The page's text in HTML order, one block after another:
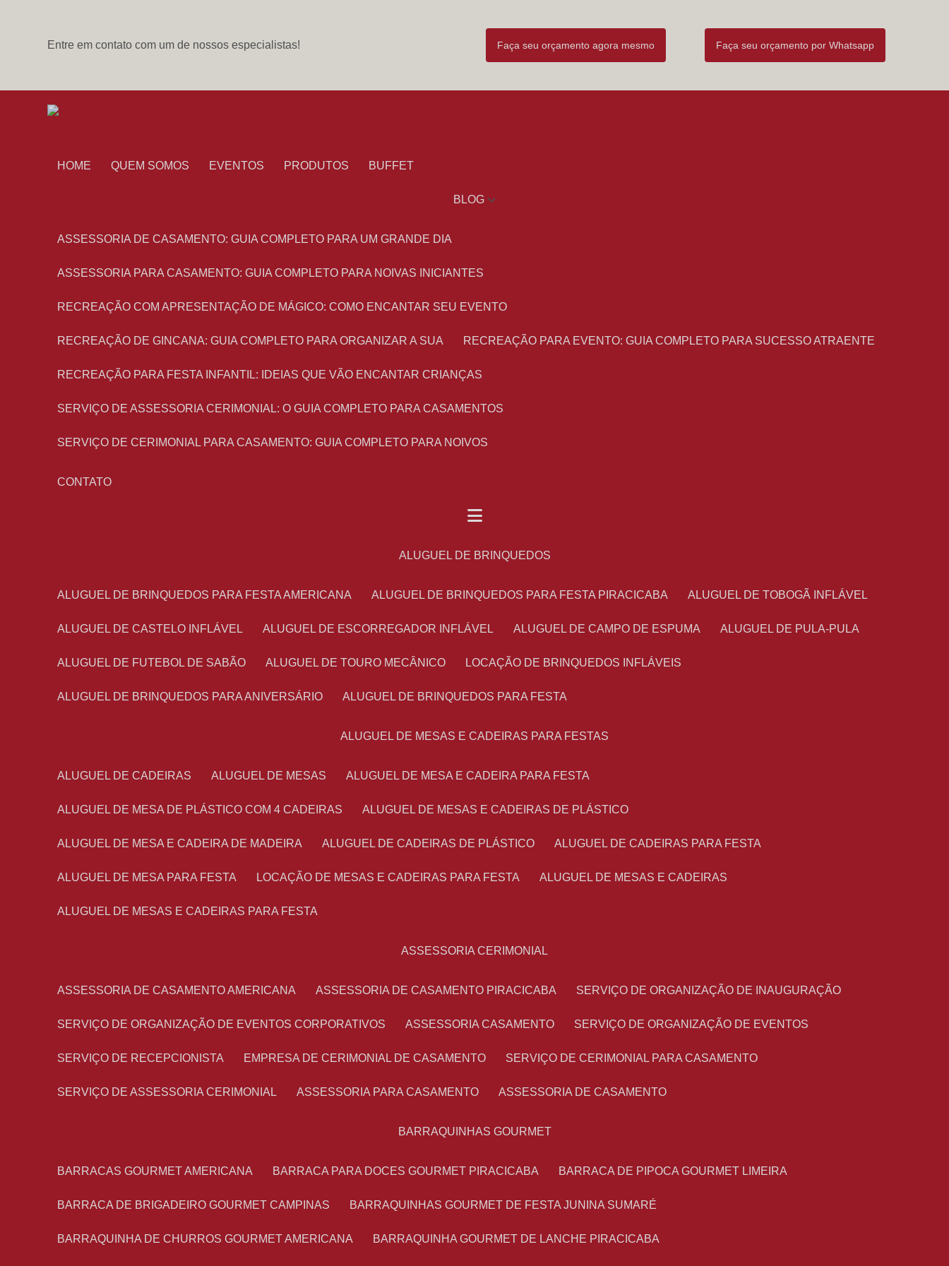
Entre em contato com um de nossos especialistas! Faça seu orçamento agora mesmo Faça seu orçamento por Whatsapp
HOME QUEM SOMOS EVENTOS PRODUTOS BUFFET
BLOG
ASSESSORIA DE CASAMENTO: GUIA COMPLETO PARA UM GRANDE DIA
ASSESSORIA PARA CASAMENTO: GUIA COMPLETO PARA NOIVAS INICIANTES
RECREAÇÃO COM APRESENTAÇÃO DE MÁGICO: COMO ENCANTAR SEU EVENTO
RECREAÇÃO DE GINCANA: GUIA COMPLETO PARA ORGANIZAR A SUA RECREAÇÃO PARA EVENTO: GUIA COMPLETO PARA SUCESSO ATRAENTE
RECREAÇÃO PARA FESTA INFANTIL: IDEIAS QUE VÃO ENCANTAR CRIANÇAS
SERVIÇO DE ASSESSORIA CERIMONIAL: O GUIA COMPLETO PARA CASAMENTOS
SERVIÇO DE CERIMONIAL PARA CASAMENTO: GUIA COMPLETO PARA NOIVOS
CONTATO
ALUGUEL DE BRINQUEDOS
ALUGUEL DE BRINQUEDOS PARA FESTA AMERICANA ALUGUEL DE BRINQUEDOS PARA FESTA PIRACICABA ALUGUEL DE TOBOGÃ INFLÁVEL
ALUGUEL DE CASTELO INFLÁVEL ALUGUEL DE ESCORREGADOR INFLÁVEL ALUGUEL DE CAMPO DE ESPUMA ALUGUEL DE PULA-PULA
ALUGUEL DE FUTEBOL DE SABÃO ALUGUEL DE TOURO MECÂNICO LOCAÇÃO DE BRINQUEDOS INFLÁVEIS
ALUGUEL DE BRINQUEDOS PARA ANIVERSÁRIO ALUGUEL DE BRINQUEDOS PARA FESTA
ALUGUEL DE MESAS E CADEIRAS PARA FESTAS
ALUGUEL DE CADEIRAS ALUGUEL DE MESAS ALUGUEL DE MESA E CADEIRA PARA FESTA
ALUGUEL DE MESA DE PLÁSTICO COM 4 CADEIRAS ALUGUEL DE MESAS E CADEIRAS DE PLÁSTICO
ALUGUEL DE MESA E CADEIRA DE MADEIRA ALUGUEL DE CADEIRAS DE PLÁSTICO ALUGUEL DE CADEIRAS PARA FESTA
ALUGUEL DE MESA PARA FESTA LOCAÇÃO DE MESAS E CADEIRAS PARA FESTA ALUGUEL DE MESAS E CADEIRAS
ALUGUEL DE MESAS E CADEIRAS PARA FESTA
ASSESSORIA CERIMONIAL
ASSESSORIA DE CASAMENTO AMERICANA ASSESSORIA DE CASAMENTO PIRACICABA SERVIÇO DE ORGANIZAÇÃO DE INAUGURAÇÃO
SERVIÇO DE ORGANIZAÇÃO DE EVENTOS CORPORATIVOS ASSESSORIA CASAMENTO SERVIÇO DE ORGANIZAÇÃO DE EVENTOS
SERVIÇO DE RECEPCIONISTA EMPRESA DE CERIMONIAL DE CASAMENTO SERVIÇO DE CERIMONIAL PARA CASAMENTO
SERVIÇO DE ASSESSORIA CERIMONIAL ASSESSORIA PARA CASAMENTO ASSESSORIA DE CASAMENTO
BARRAQUINHAS GOURMET
BARRACAS GOURMET AMERICANA BARRACA PARA DOCES GOURMET PIRACICABA BARRACA DE PIPOCA GOURMET LIMEIRA
BARRACA DE BRIGADEIRO GOURMET CAMPINAS BARRAQUINHAS GOURMET DE FESTA JUNINA SUMARÉ
BARRAQUINHA DE CHURROS GOURMET AMERICANA BARRAQUINHA GOURMET DE LANCHE PIRACICABA